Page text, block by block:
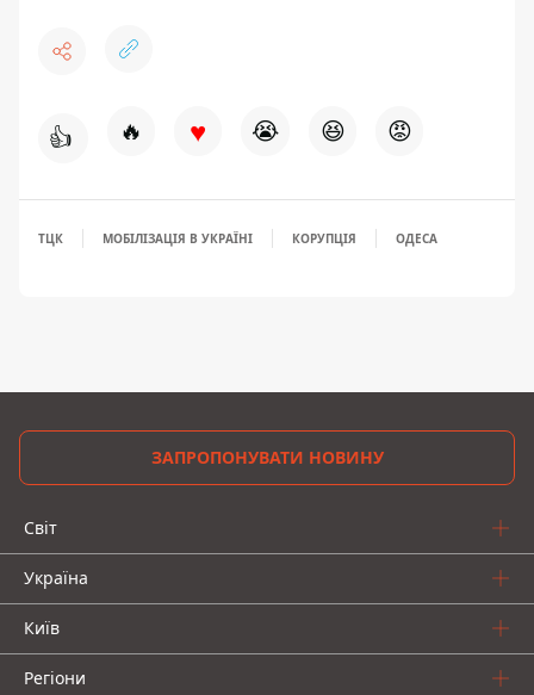
👍 🔥 ♥ 😭 😆 😡
ТЦК МОБІЛІЗАЦІЯ В УКРАЇНІ КОРУПЦІЯ ОДЕСА
ЗАПРОПОНУВАТИ НОВИНУ
Світ
Україна
Київ
Регіони